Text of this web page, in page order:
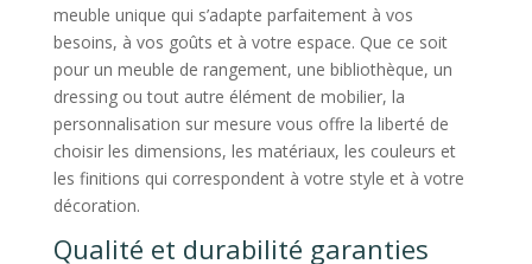
meuble unique qui s’adapte parfaitement à vos
besoins, à vos goûts et à votre espace. Que ce soit
pour un meuble de rangement, une bibliothèque, un
dressing ou tout autre élément de mobilier, la
personnalisation sur mesure vous offre la liberté de
choisir les dimensions, les matériaux, les couleurs et
les finitions qui correspondent à votre style et à votre
décoration.
Qualité et durabilité garanties